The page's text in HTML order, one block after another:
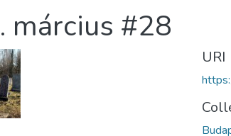
március #28
URI